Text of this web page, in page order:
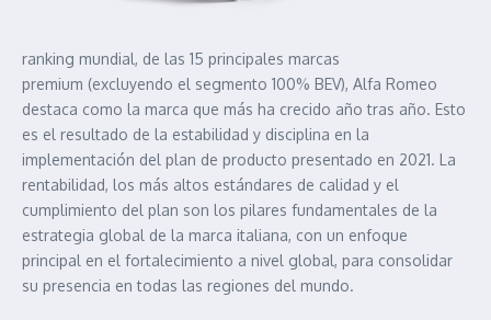
ranking mundial, de las 15 principales marcas
premium (excluyendo el segmento 100% BEV), Alfa Romeo
destaca como la marca que más ha crecido año tras año. Esto
es el resultado de la estabilidad y disciplina en la
implementación del plan de producto presentado en 2021. La
rentabilidad, los más altos estándares de calidad y el
cumplimiento del plan son los pilares fundamentales de la
estrategia global de la marca italiana, con un enfoque
principal en el fortalecimiento a nivel global, para consolidar
su presencia en todas las regiones del mundo.